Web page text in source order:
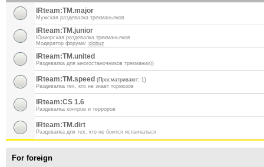
IRteam:TM.major
Мужская раздевалка трекманьяков
IRteam:TM.junior
Юниорская раздевалка трекманьяков
Модератор форума: xlobuz
IRteam:TM.united
Раздевалка для многостаночников трекмании))
IRteam:TM.speed (Просматривают: 1)
Раздевалка тех, кто не знает тормозов
IRteam:CS 1.6
Раздевалка контров и терроров
IRteam:TM.dirt
Раздевалка для тех, кто не боится испачкаться
For foreign